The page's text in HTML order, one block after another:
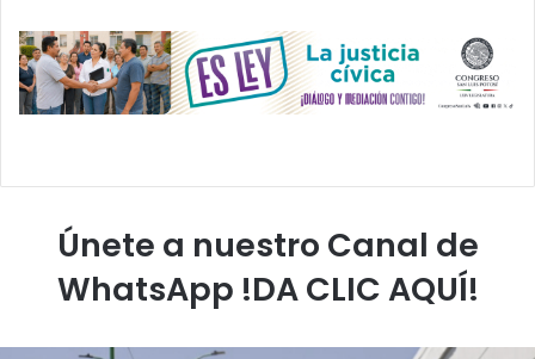
Únete a nuestro Canal de
WhatsApp !DA CLIC AQUÍ!